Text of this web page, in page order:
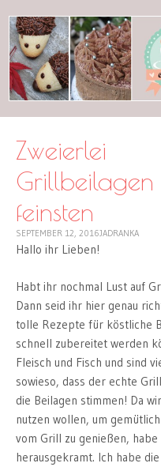
Zweierlei
feinsten
SEPTEMBER 12, 2016JADRANKA
Hallo ihr Lieben!
Habt ihr nochmal Lust auf
Dann seid ihr hier genau
tolle Rezepte für köstliche
schnell zubereitet werden
Fleisch und Fisch und sind
sowieso, dass der echte
die Beilagen stimmen! Da
nutzen wollen, um
vom Grill zu genießen,
herausgekramt. Ich habe